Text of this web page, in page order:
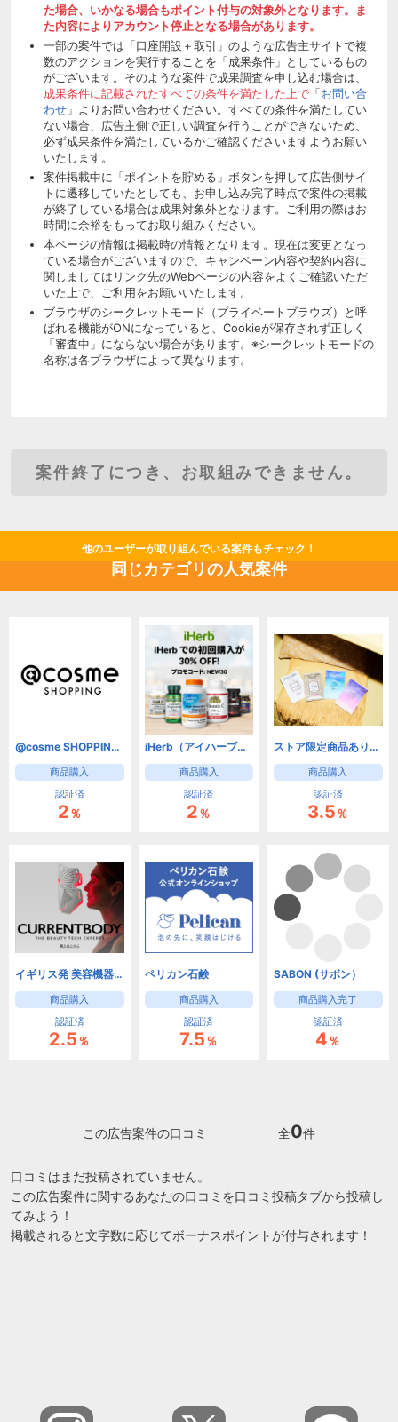
た場合、いかなる場合もポイント付与の対象外となります。ま
た内容によりアカウント停止となる場合があります。
一部の案件では「口座開設＋取引」のような広告主サイトで複
数のアクションを実行することを「成果条件」としているもの
がございます。そのような案件で成果調査を申し込む場合は、
成果条件に記載されたすべての条件を満たした上で「お問い合
わせ」よりお問い合わせください。すべての条件を満たしてい
ない場合、広告主側で正しい調査を行うことができないため、
必ず成果条件を満たしているかご確認くださいますようお願い
いたします。
案件掲載中に「ポイントを貯める」ボタンを押して広告側サイ
トに遷移していたとしても、お申し込み完了時点で案件の掲載
が終了している場合は成果対象外となります。ご利用の際はお
時間に余裕をもってお取り組みください。
本ページの情報は掲載時の情報となります。現在は変更となっ
ている場合がございますので、キャンペーン内容や契約内容に
関しましてはリンク先のWebページの内容をよくご確認いただ
いた上で、ご利用をお願いいたします。
ブラウザのシークレットモード（プライベートブラウズ）と呼
ばれる機能がONになっていると、Cookieが保存されず正しく
「審査中」にならない場合があります。※シークレットモードの
名称は各ブラウザによって異なります。
案件終了につき、お取組みできません。
他のユーザーが取り組んでいる案件もチェック！
同じカテゴリの人気案件
@cosme SHOPPING（アットコスメショッピング） コスメ・コム
商品購入
認証済
2％
iHerb（アイハーブ）【新規・2回目以降リピートOK!】
商品購入
認証済
2％
ストア限定商品あり【Nature Lab Store(ネイチャーラボストア)】
商品購入
認証済
3.5％
イギリス発 美容機器のスペシャリスト CurrentBody | カレントボディ
商品購入
認証済
2.5％
ペリカン石鹸
商品購入
認証済
7.5％
SABON (サボン）
商品購入完了
認証済
4％
この広告案件の口コミ 全0件
口コミはまだ投稿されていません。
この広告案件に関するあなたの口コミを口コミ投稿タブから投稿し
てみよう！
掲載されると文字数に応じてボーナスポイントが付与されます！